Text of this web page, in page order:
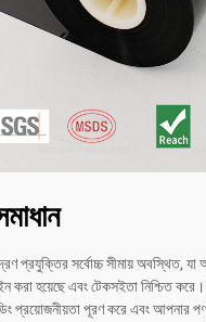
প্রযুক্তির সর্বোচ্চ সীমায় অবস্থিত,
করা হয়েছে এবং টেকসইতা নিশ্চিত করে।
প্রয়োজনীয়তা পূরণ করে এবং আপনার